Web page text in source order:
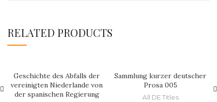
RELATED PRODUCTS
Geschichte des Abfalls der
vereinigten Niederlande von
der spanischen Regierung
Sammlung kurzer deutscher
Prosa 005
All DE Titles